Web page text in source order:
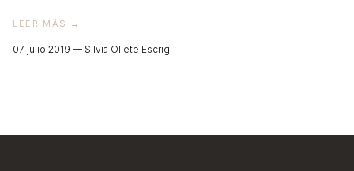
VER TODOS
LEER MÁS →
07 julio 2019 — Silvia Oliete Escrig